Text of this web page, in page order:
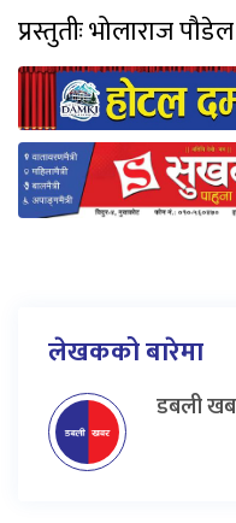
प्रस्तुतीः भोलाराज पौडेल
लेखकको बारेमा
डबली